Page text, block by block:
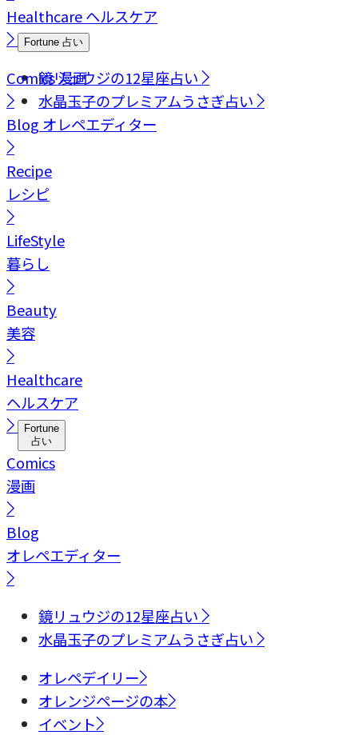
Healthcareヘルスケア
Fortune 占い
鏡リュウジの12星座占い
水晶玉子のプレミアムうさぎ占い
Comics漫画
Blog オレペエディター
Recipe
レシピ
LifeStyle
暮らし
Beauty
美容
Healthcare
ヘルスケア
Fortune
占い
Comics
漫画
Blog
オレペエディター
鏡リュウジの12星座占い
水晶玉子のプレミアムうさぎ占い
オレペデイリー
オレンジページの本
イベント